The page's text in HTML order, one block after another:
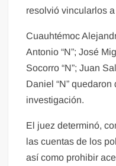
resolvió vincularlos
Cuauhtémoc
Antonio “N”; José
Socorro “N”; Juan
Daniel “N”
investigación.
El juez determinó,
las cuentas de los
así como prohibir